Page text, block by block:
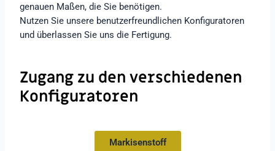
genauen Maßen, die Sie benötigen.
Nutzen Sie unsere benutzerfreundlichen Konfiguratoren
und überlassen Sie uns die Fertigung.
Zugang zu den verschiedenen
Konfiguratoren
Markisenstoff